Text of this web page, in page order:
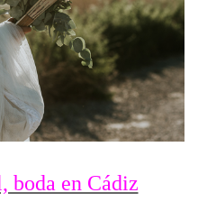
boda en Cádiz